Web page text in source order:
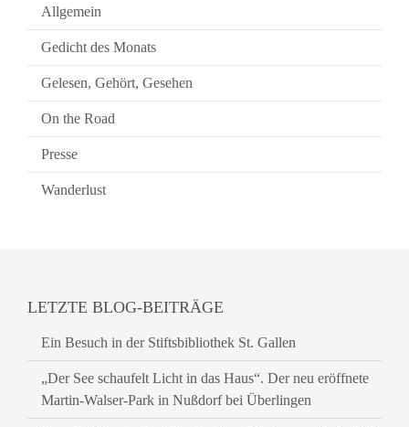
Allgemein
Gedicht des Monats
Gelesen, Gehört, Gesehen
On the Road
Presse
Wanderlust
LETZTE BLOG-BEITRÄGE
Ein Besuch in der Stiftsbibliothek St. Gallen
„Der See schaufelt Licht in das Haus“. Der neu eröffnete
Martin-Walser-Park in Nußdorf bei Überlingen